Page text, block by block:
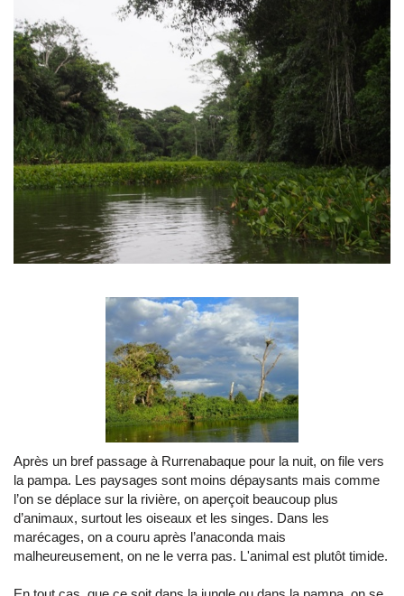
Après un bref passage à Rurrenabaque pour la nuit, on file vers
la pampa. Les paysages sont moins dépaysants mais comme
l’on se déplace sur la rivière, on aperçoit beaucoup plus
d’animaux, surtout les oiseaux et les singes. Dans les
marécages, on a couru après l’anaconda mais
malheureusement, on ne le verra pas. L'animal est plutôt timide.